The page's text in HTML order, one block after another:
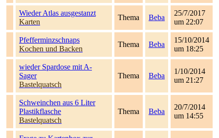
Wieder Atlas ausgestanzt
Karten
Thema Beba
25/7/2017
um 22:07
Pfefferminzschnaps
Kochen und Backen
Thema Beba
15/10/2014
um 18:25
wieder Spardose mit A-
Sager
Bastelquatsch
Thema Beba
1/10/2014
um 21:27
Schweinchen aus 6 Liter
Plastikflasche
Bastelquatsch
Thema Beba
20/7/2014
um 14:55